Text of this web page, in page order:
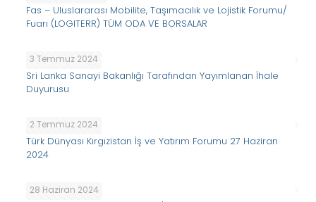
Fas – Uluslararası Mobilite, Taşımacılık ve Lojistik Forumu/
Fuarı (LOGITERR) TÜM ODA VE BORSALAR
3 Temmuz 2024
Sri Lanka Sanayi Bakanlığı Tarafından Yayımlanan İhale
Duyurusu
2 Temmuz 2024
Türk Dünyası Kırgızistan İş ve Yatırım Forumu 27 Haziran
2024
28 Haziran 2024